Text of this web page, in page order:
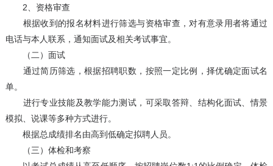
2、资格审查
根据收到的报名材料进行筛选与资格审查，对有意录用者将通过
电话与本人联系，通知面试及相关考试事宜。
（二）面试
通过简历筛选，根据招聘职数，按照一定比例，择优确定面试名
单。
进行专业技能及教学能力测试，可采取答辩、结构化面试、情景
模拟、说课等多种方式进行。
根据总成绩排名由高到低确定拟聘人员。
（三）体检和考察